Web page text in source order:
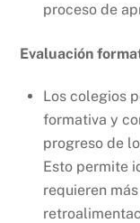
proceso de
Evaluación
Los colegios
formativa y
progreso de
Esto permite
requieren